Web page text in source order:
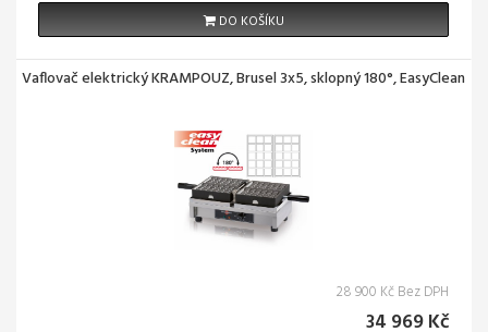
DO KOŠÍKU
Vaflovač elektrický KRAMPOUZ, Brusel 3x5, sklopný 180°, EasyClean
28 900 Kč Bez DPH
34 969 Kč